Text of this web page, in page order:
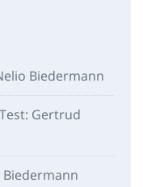
Biedermann
Gertrud
Biedermann